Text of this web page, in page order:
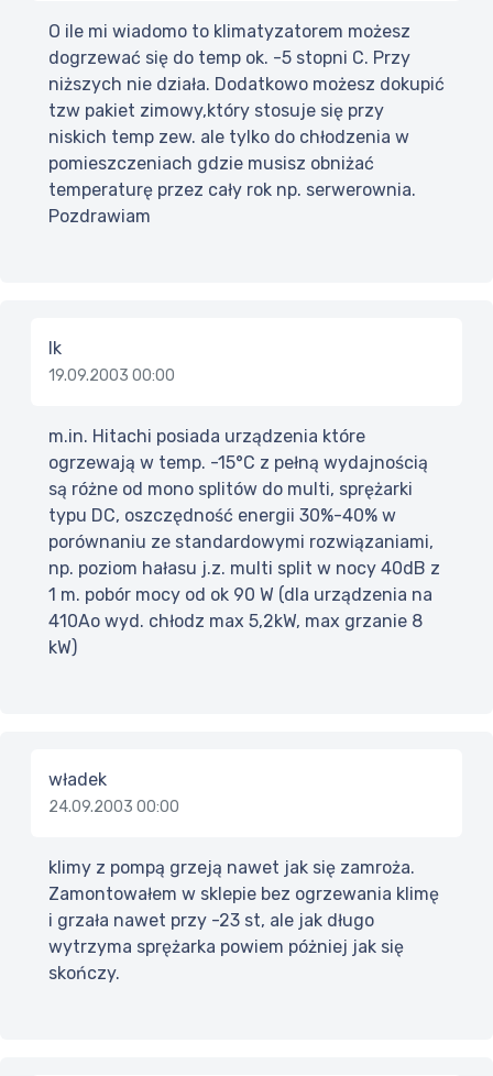
O ile mi wiadomo to klimatyzatorem możesz
dogrzewać się do temp ok. -5 stopni C. Przy
niższych nie działa. Dodatkowo możesz dokupić
tzw pakiet zimowy,który stosuje się przy
niskich temp zew. ale tylko do chłodzenia w
pomieszczeniach gdzie musisz obniżać
temperaturę przez cały rok np. serwerownia.
Pozdrawiam
Ik
19.09.2003 00:00
m.in. Hitachi posiada urządzenia które
ogrzewają w temp. -15°C z pełną wydajnością
są różne od mono splitów do multi, sprężarki
typu DC, oszczędność energii 30%-40% w
porównaniu ze standardowymi rozwiązaniami,
np. poziom hałasu j.z. multi split w nocy 40dB z
1 m. pobór mocy od ok 90 W (dla urządzenia na
410Ao wyd. chłodz max 5,2kW, max grzanie 8
kW)
władek
24.09.2003 00:00
klimy z pompą grzeją nawet jak się zamroża.
Zamontowałem w sklepie bez ogrzewania klimę
i grzała nawet przy -23 st, ale jak długo
wytrzyma sprężarka powiem póżniej jak się
skończy.